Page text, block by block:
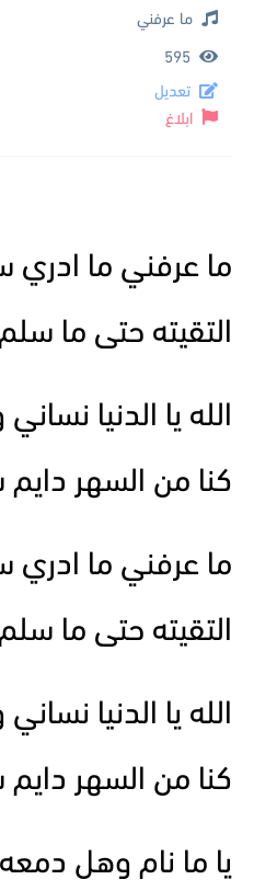
ما عرفني ما
التقيته حتى ما سلم
الله يا الدنيا
كنا من السهر دايم
ما عرفني ما
التقيته حتى ما سلم
الله يا الدنيا
كنا من السهر دايم
يا ما نام وهل
ما عرفني
595
تعديل
ابلاغ